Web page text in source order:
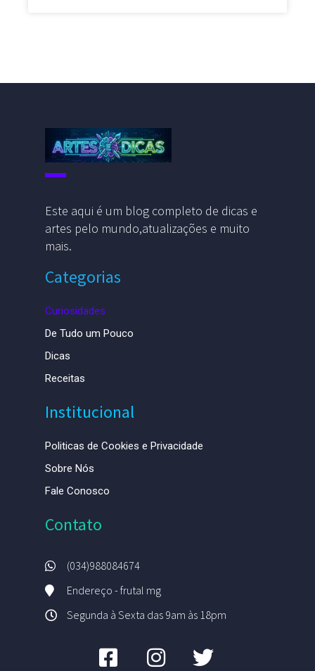
Este aqui é um blog completo de dicas e
artes pelo mundo,atualizações e muito
mais.
Categorias
Curiosidades
De Tudo um Pouco
Dicas
Receitas
Institucional
Politicas de Cookies e Privacidade
Sobre Nós
Fale Conosco
Contato
(034)988084674
Endereço - frutal mg
Segunda à Sexta das 9am às 18pm